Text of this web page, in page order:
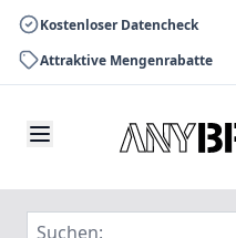
Kostenloser Datencheck
Attraktive Mengenrabatte